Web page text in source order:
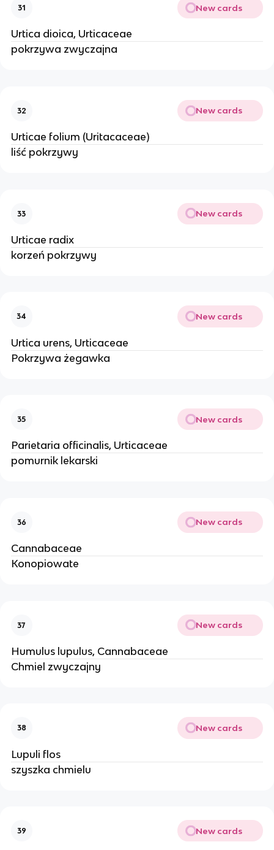
31 New cards
Urtica dioica, Urticaceae
pokrzywa zwyczajna
32 New cards
Urticae folium (Uritacaceae)
liść pokrzywy
33 New cards
Urticae radix
korzeń pokrzywy
34 New cards
Urtica urens, Urticaceae
Pokrzywa żegawka
35 New cards
Parietaria officinalis, Urticaceae
pomurnik lekarski
36 New cards
Cannabaceae
Konopiowate
37 New cards
Humulus lupulus, Cannabaceae
Chmiel zwyczajny
38 New cards
Lupuli flos
szyszka chmielu
39 New cards